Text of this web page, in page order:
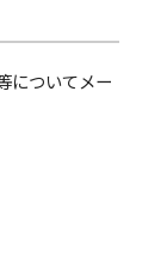
についてメー